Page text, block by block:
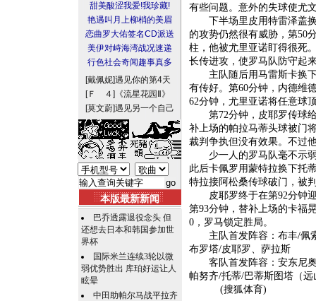
甜美酸涩我爱!我珍藏!
艳遇叫月上柳梢的美眉
恋曲罗大佑签名CD派送
美伊对峙海湾战况速递
行色社会奇闻趣事真多
[戴佩妮]遇见你的第4天
[Ｆ ４] 《流星花园Ⅱ》
[莫文蔚]遇见另一个自己
本版最新新闻
巴乔透露退役念头 但
还想去日本和韩国参加世
界杯
国际米兰连续3轮以微
弱优势胜出 库珀好运让人
眩晕
中田助帕尔马战平拉齐
有些问题。意外的失球使尤
下半场里皮用特雷泽盖换
的攻势仍然很有威胁，第50
柱，他被尤里亚诺盯得很死
长传进攻，使罗马队防守起
主队随后用马雷斯卡换下
有传好。第60分钟，内德维
62分钟，尤里亚诺将任意球
第72分钟，皮耶罗传球给
补上场的帕拉马蒂头球被门
裁判争执但没有效果。不过
少一人的罗马队毫不示弱
此后卡佩罗用蒙特拉换下托
特拉接阿松桑传球破门，被
皮耶罗终于在第92分钟迎
第93分钟，替补上场的卡福
0，罗马锁定胜局。
主队首发阵容：布丰/佩索
布罗塔/皮耶罗、萨拉斯
客队首发阵容：安东尼奥
帕努齐/托蒂/巴蒂斯图塔（远
(搜狐体育)